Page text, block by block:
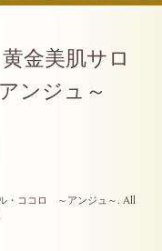
金美肌サロ
ンジュ～
ココロ ～アンジュ～ . All